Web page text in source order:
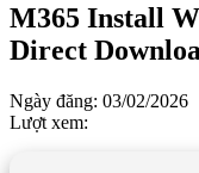
M365 Install
Direct
Ngày đăng: 03/02/2026
Lượt xem: